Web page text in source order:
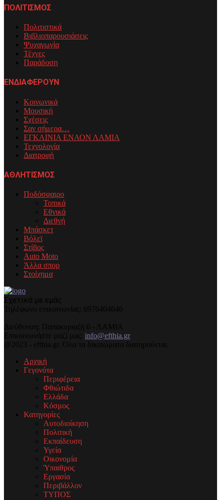
ΠΟΛΙΤΙΣΜΟΣ
Πολιτιστικά
Βιβλιοπαρουσιάσεις
Ψυχαγωγία
Τέχνες
Παράδοση
ΕΝΔΙΑΦΕΡΟΥΝ
Κοινωνικά
Μουσική
Σχέσεις
Σαν σήμερα…
ΕΓΚΑΙΝΙΑ ΕΝΑΟΝ ΛΑΜΙΑ
Τεχνολογία
Διατροφή
ΑΘΛΗΤΙΣΜΟΣ
Ποδόσφαιρο
Τοπικά
Εθνικά
Διεθνή
Μπάσκετ
Βόλεϊ
Στίβος
Auto Moto
Άλλα σπορ
Στοίχημα
Σχετικά με εμάς
Τηλέφωνo επικοινωνίας: 6976404646
Διεύθυνση: Παπακυριαζή 6 - ΛΑΜΙΑ
Επικοινωνήστε μαζί μας: info@efthia.gr
@2023 - efthia.gr. Όλα τα δικαιώματα διατηρούνται.
Αρχική
Γεγονότα
Περιφέρεια
Φθιώτιδα
Ελλάδα
Κόσμος
Κατηγορίες
Αυτοδιοίκηση
Πολιτική
Εκπαίδευση
Υγεία
Οικονομία
Ύπαιθρος
Εργασία
Περιβάλλον
ΤΥΠΟΣ